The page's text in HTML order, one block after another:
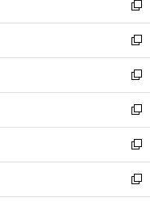
く
で
開
く
ド
ウ
で
開
く
ィ
ン
ド
ウ
で
開
く
い
ウ
ィ
ン
ド
ウ
で
開
く
新
し
い
ウ
ィ
ン
ド
ウ
で
開
く
新
し
い
ウ
ィ
ン
ド
ウ
で
開
新
し
い
ウ
ィ
ン
ド
ウ
新
し
い
ウ
ィ
ン
新
し
い
ウ
新
し